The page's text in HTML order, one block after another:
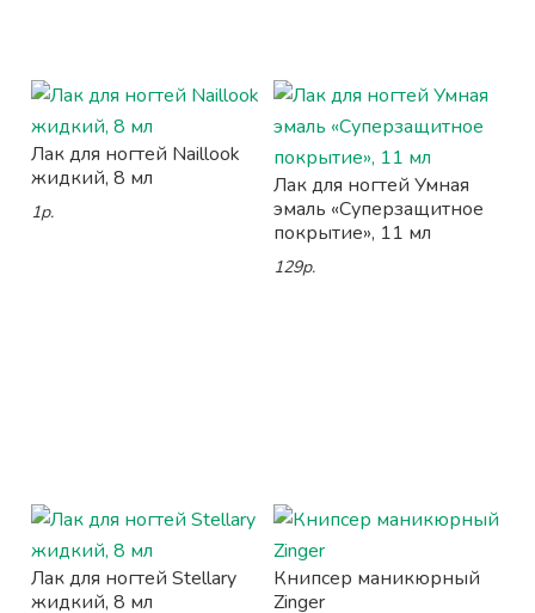
Лак для ногтей Naillook
жидкий, 8 мл
1р.
Лак для ногтей Умная
эмаль «Суперзащитное
покрытие», 11 мл
129р.
Лак для ногтей Stellary
жидкий, 8 мл
Книпсер маникюрный
Zinger